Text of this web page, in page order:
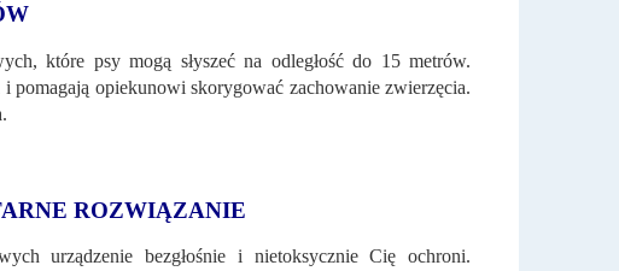
które psy mogą słyszeć na odległość do 15 metrów.
pomagają opiekunowi skorygować zachowanie zwierzęcia.
ROZWIĄZANIE
urządzenie bezgłośnie i nietoksycznie Cię ochroni.